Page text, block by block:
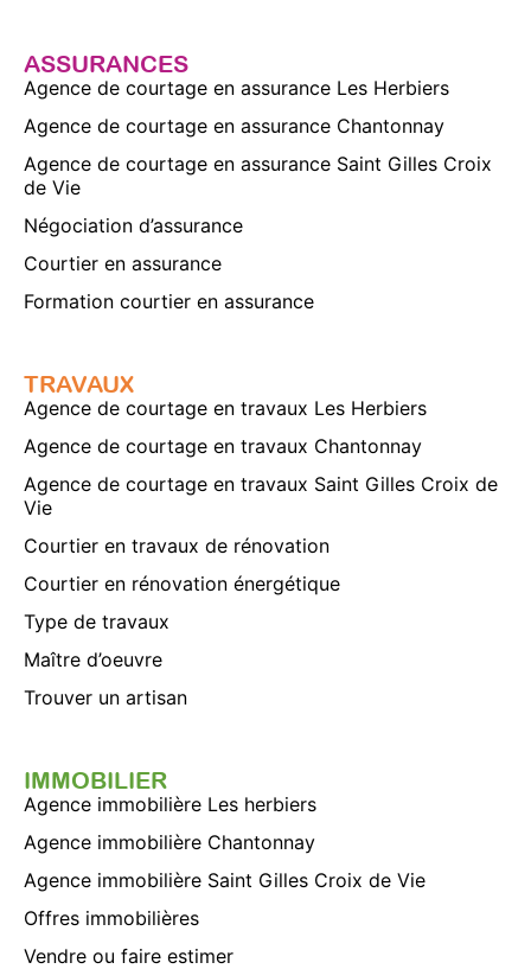
ASSURANCES
Agence de courtage en assurance Les Herbiers
Agence de courtage en assurance Chantonnay
Agence de courtage en assurance Saint Gilles Croix
de Vie
Négociation d’assurance
Courtier en assurance
Formation courtier en assurance
TRAVAUX
Agence de courtage en travaux Les Herbiers
Agence de courtage en travaux Chantonnay
Agence de courtage en travaux Saint Gilles Croix de
Vie
Courtier en travaux de rénovation
Courtier en rénovation énergétique
Type de travaux
Maître d’oeuvre
Trouver un artisan
IMMOBILIER
Agence immobilière Les herbiers
Agence immobilière Chantonnay
Agence immobilière Saint Gilles Croix de Vie
Offres immobilières
Vendre ou faire estimer